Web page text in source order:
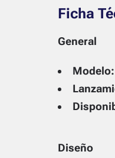
Ficha
General
Modelo:
Diseño